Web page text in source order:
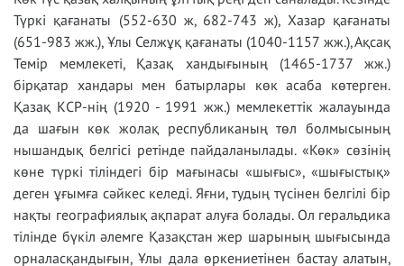
Түркі қағанаты (552-630 ж, 682-743 ж), Хазар қағанаты
(651-983 жж.), Ұлы Селжұқ қағанаты (1040-1157 жж.), Ақсақ
Темір мемлекеті, Қазақ хандығының (1465-1737 жж.)
бірқатар хандары мен батырлары көк асаба көтерген.
Қазақ КСР-нің (1920 - 1991 жж.) мемлекеттік жалауында
да шағын көк жолақ республиканың төл болмысының
нышандық белгісі ретінде пайдаланылады. «Көк» сөзінің
көне түркі тіліндегі бір мағынасы «шығыс», «шығыстық»
деген ұғымға сәйкес келеді. Яғни, тудың түсінен белгілі бір
нақты географиялық ақпарат алуға болады. Ол геральдика
тілінде бүкіл әлемге Қазақстан жер шарының шығысында
орналасқандығын, Ұлы дала өркениетінен бастау алатын,